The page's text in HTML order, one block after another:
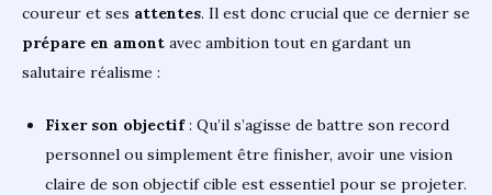
coureur et ses attentes. Il est donc crucial que ce dernier se
prépare en amont avec ambition tout en gardant un
salutaire réalisme :
Fixer son objectif: Qu’il s’agisse de battre son record
personnel ou simplement être finisher, avoir une vision
claire de son objectif cible est essentiel pour se projeter.